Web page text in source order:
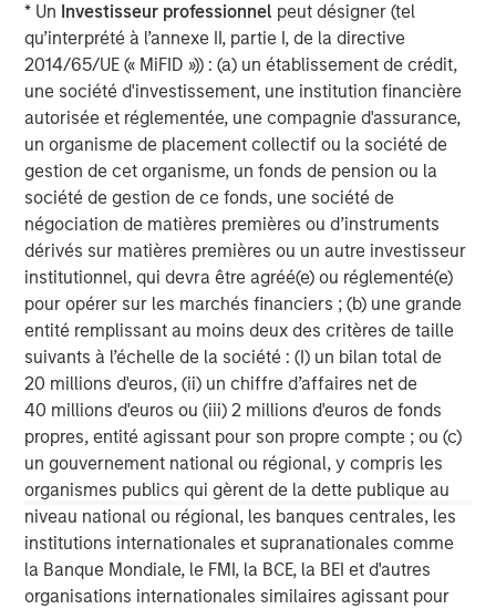
* Un Investisseur professionnel peut désigner (tel
qu’interprété à l’annexe II, partie I, de la directive
2014/65/UE (« MiFID »)) : (a) un établissement de crédit,
une société d'investissement, une institution financière
autorisée et réglementée, une compagnie d'assurance,
un organisme de placement collectif ou la société de
gestion de cet organisme, un fonds de pension ou la
société de gestion de ce fonds, une société de
négociation de matières premières ou d’instruments
dérivés sur matières premières ou un autre investisseur
institutionnel, qui devra être agréé(e) ou réglementé(e)
pour opérer sur les marchés financiers ; (b) une grande
entité remplissant au moins deux des critères de taille
suivants à l’échelle de la société : (I) un bilan total de
20 millions d'euros, (ii) un chiffre d’affaires net de
40 millions d'euros ou (iii) 2 millions d'euros de fonds
propres, entité agissant pour son propre compte ; ou (c)
un gouvernement national ou régional, y compris les
organismes publics qui gèrent de la dette publique au
niveau national ou régional, les banques centrales, les
institutions internationales et supranationales comme
la Banque Mondiale, le FMI, la BCE, la BEI et d'autres
organisations internationales similaires agissant pour
Morgan Stanley Investment Management, together with
its investment advisory affiliates, has more than 600
investment professionals around the world and $482
billion in assets under management or supervision as of
December 31, 2017. Morgan Stanley Investment
Management strives to provide outstanding long-term
investment performance, service, and a comprehensive
suite of investment management solutions to a diverse
client base, which includes governments, institutions,
corporations, and individuals worldwide. For further
information about Morgan Stanley Investment
Management, please visitwww.morganstanley.com/im.
About Morgan Stanley
Morgan Stanley (NYSE: MS) is a leading global financial
services firm providing investment banking, securities,
wealth management and investment management
services. With offices in more than 42 countries, the
Firm's employees serve clients worldwide including
corporations, governments, institutions and individuals.
For more information about Morgan Stanley, please visit
www.morganstanley.com.